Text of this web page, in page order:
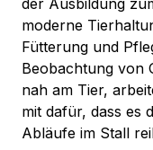
moderne
Fütterung und
Beobachtung von
nah am Tier,
mit dafür, dass es
Abläufe im Stall